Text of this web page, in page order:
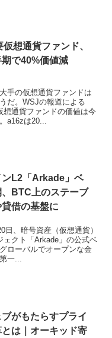
想通貨ファンド、
で40%価値減
手の仮想通貨ファンドは
だ。WSJの報道による
想通貨ファンドの価値は今
a16zは20...
ンL2「Arkade」ベ
、BTC上のステーブ
借の基盤に
、暗号資産（仮想通貨）
ェクト「Arkade」の公式ベ
ローバルでオープンな金
一...
がもたらすプライ
は｜オーキッド寄